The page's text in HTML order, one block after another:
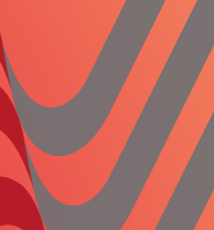
Leben
Familie